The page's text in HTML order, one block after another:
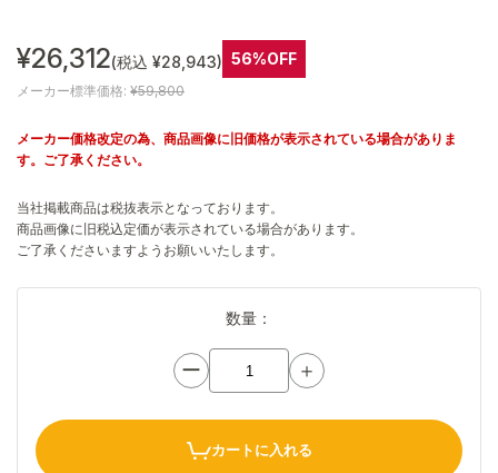
¥26,312(税込 ¥28,943) 56%OFF
メーカー標準価格: ¥59,800
メーカー価格改定の為、商品画像に旧価格が表示されている場合がありま
す。ご了承ください。
当社掲載商品は税抜表示となっております。
商品画像に旧税込定価が表示されている場合があります。
ご了承くださいますようお願いいたします。
数量：
ー ＋
カートに入れる